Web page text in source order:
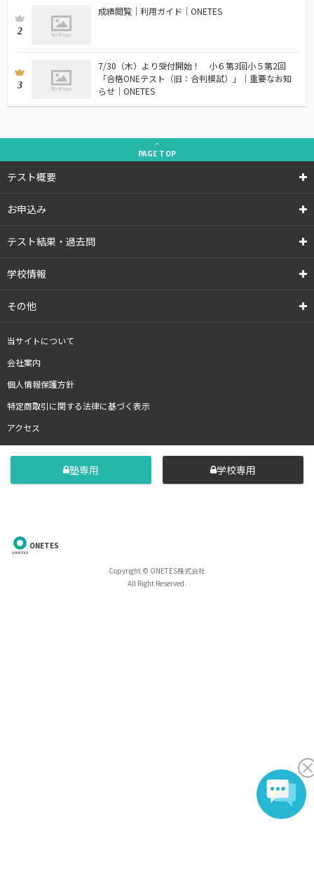
2
成績閲覧｜利用ガイド｜ONETES
3
7/30（木）より受付開始！ 小６第3回小５第2回
「合格ONEテスト（旧：合判模試）」｜重要なお知
らせ｜ONETES
PAGE TOP
テスト概要
お申込み
テスト結果・過去問
学校情報
その他
当サイトについて
会社案内
個人情報保護方針
特定商取引に関する法律に基づく表示
アクセス
塾専用 学校専用
ONETES
Copyright © ONETES株式会社
All Right Reserved.